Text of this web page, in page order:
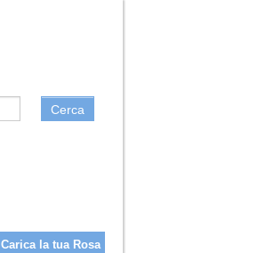
Cerca
Carica la tua Rosa